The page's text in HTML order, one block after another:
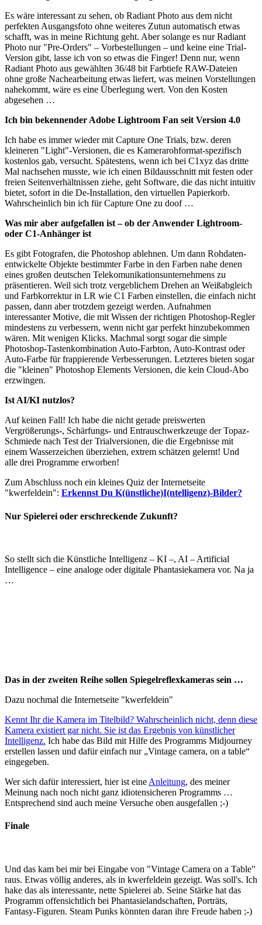
Es wäre interessant zu sehen, ob Radiant Photo aus dem nicht
perfekten Ausgangsfoto ohne weiteres Zutun automatisch etwas
schafft, was in meine Richtung geht. Aber solange es nur Radiant
Photo nur "Pre-Orders" – Vorbestellungen – und keine eine Trial-
Version gibt, lasse ich von so etwas die Finger! Denn nur, wenn
Radiant Photo aus gewählten 36/48 bit Farbtiefe RAW-Dateien
ohne große Nachearbeitung etwas liefert, was meinen Vorstellungen
nahekommt, wäre es eine Überlegung wert. Von den Kosten
abgesehen …
Ich bin bekennender Adobe Lightroom Fan seit Version 4.0
Ich habe es immer wieder mit Capture One Trials, bzw. deren
kleineren "Light"-Versionen, die es Kamerarohformat-spezifisch
kostenlos gab, versucht. Spätestens, wenn ich bei C1xyz das dritte
Mal nachsehen musste, wie ich einen Bildausschnitt mit festen oder
freien Seitenverhältnissen ziehe, geht Software, die das nicht intuitiv
bietet, sofort in die De-Installation, den virtuellen Papierkorb.
Wahrscheinlich bin ich für Capture One zu doof …
Was mir aber aufgefallen ist – ob der Anwender Lightroom-
oder C1-Anhänger ist
Es gibt Fotografen, die Photoshop ablehnen. Um dann Rohdaten-
entwickelte Objekte bestimmter Farbe in den Farben nahe denen
eines großen deutschen Telekomunikationsunternehmens zu
präsentieren. Weil sich trotz vergeblichem Drehen an Weißabgleich
und Farbkorrektur in LR wie C1 Farben einstellen, die einfach nicht
passen, dann aber trotzdem gezeigt werden. Aufnahmen
interessanter Motive, die mit Wissen der richtigen Photoshop-Regler
mindestens zu verbessern, wenn nicht gar perfekt hinzubekommen
wären. Mit wenigen Klicks. Machmal sorgt sogar die simple
Photoshop-Tastenkombination Auto-Farbton, Auto-Kontrast oder
Auto-Farbe für frappierende Verbesserungen. Letzteres bieten sogar
die "kleinen" Photoshop Elements Versionen, die kein Cloud-Abo
erzwingen.
Ist AI/KI nutzlos?
Auf keinen Fall! Ich habe die nicht gerade preiswerten
Vergrößerungs-, Schärfungs- und Entrauschwerkzeuge der Topaz-
Schmiede nach Test der Trialversionen, die die Ergebnisse mit
einem Wasserzeichen überziehen, extrem schätzen gelernt! Und
alle drei Programme erworben!
Zum Abschluss noch ein kleines Quiz der Internetseite
"kwerfeldein": Erkennst Du K(ünstliche)I(ntelligenz)-Bilder?
Nur Spielerei oder erschreckende Zukunft?
So stellt sich die Künstliche Intelligenz – KI –, AI – Artificial
Intelligence – eine analoge oder digitale Phantasiekamera vor. Na ja
…
Das in der zweiten Reihe sollen Spiegelreflexkameras sein …
Dazu nochmal die Internetseite "kwerfeldein"
Kennt Ihr die Kamera im Titelbild? Wahrscheinlich nicht, denn diese
Kamera existiert gar nicht. Sie ist das Ergebnis von künstlicher
Intelligenz. Ich habe das Bild mit Hilfe des Programms Midjourney
erstellen lassen und dafür einfach nur „Vintage camera, on a table“
eingegeben.
Wer sich dafür interessiert, hier ist eine Anleitung, des meiner
Meinung nach noch nicht ganz idiotensicheren Programms …
Entsprechend sind auch meine Versuche oben ausgefallen ;-)
Finale
Und das kam bei mir bei Eingabe von "Vintage Camera on a Table"
raus. Etwas völlig anderes, als in kwerfeldein gezeigt. Was soll's. Ich
hake das als interessante, nette Spielerei ab. Seine Stärke hat das
Programm offensichtlich bei Phantasielandschaften, Porträts,
Fantasy-Figuren. Steam Punks könnten daran ihre Freude haben ;-)